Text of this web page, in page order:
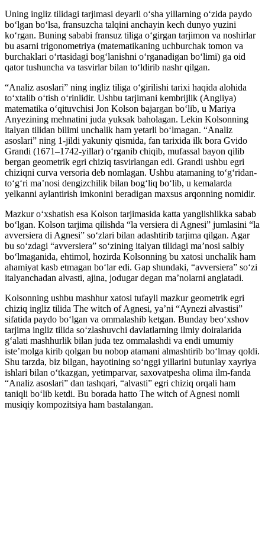
Uning ingliz tilidagi tarjimasi deyarli oʻsha yillarning oʻzida paydo
boʻlgan boʻlsa, fransuzcha talqini anchayin kech dunyo yuzini
koʻrgan. Buning sababi fransuz tiliga oʻgirgan tarjimon va noshirlar
bu asarni trigonometriya (matematikaning uchburchak tomon va
burchaklari oʻrtasidagi bogʻlanishni oʻrganadigan boʻlimi) ga oid
qator tushuncha va tasvirlar bilan toʻldirib nashr qilgan.
“Analiz asoslari” ning ingliz tiliga oʻgirilishi tarixi haqida alohida
toʻxtalib oʻtish oʻrinlidir. Ushbu tarjimani kembrijlik (Angliya)
matematika oʻqituvchisi Jon Kolson bajargan boʻlib, u Mariya
Anyezining mehnatini juda yuksak baholagan. Lekin Kolsonning
italyan tilidan bilimi unchalik ham yetarli boʻlmagan. “Analiz
asoslari” ning 1-jildi yakuniy qismida, fan tarixida ilk bora Gvido
Grandi (1671–1742-yillar) oʻrganib chiqib, mufassal bayon qilib
bergan geometrik egri chiziq tasvirlangan edi. Grandi ushbu egri
chiziqni curva versoria deb nomlagan. Ushbu atamaning toʻgʻridan-
toʻgʻri maʼnosi dengizchilik bilan bogʻliq boʻlib, u kemalarda
yelkanni aylantirish imkonini beradigan maxsus arqonning nomidir.
Mazkur o‘xshatish esa Kolson tarjimasida katta yanglishlikka sabab
bo‘lgan. Kolson tarjima qilishda “la versiera di Agnesi” jumlasini “la
avversiera di Agnesi” soʻzlari bilan adashtirib tarjima qilgan. Agar
bu soʻzdagi “avversiera” soʻzining italyan tilidagi maʼnosi salbiy
boʻlmaganida, ehtimol, hozirda Kolsonning bu xatosi unchalik ham
ahamiyat kasb etmagan boʻlar edi. Gap shundaki, “avversiera” soʻzi
italyanchadan alvasti, ajina, jodugar degan maʼnolarni anglatadi.
Kolsonning ushbu mashhur xatosi tufayli mazkur geometrik egri
chiziq ingliz tilida The witch of Agnesi, yaʼni “Aynezi alvastisi”
sifatida paydo boʻlgan va ommalashib ketgan. Bunday beo‘xshov
tarjima ingliz tilida soʻzlashuvchi davlatlarning ilmiy doiralarida
gʻalati mashhurlik bilan juda tez ommalashdi va endi umumiy
isteʼmolga kirib qolgan bu nobop atamani almashtirib boʻlmay qoldi.
Shu tarzda, biz bilgan, hayotining soʻnggi yillarini butunlay xayriya
ishlari bilan oʻtkazgan, yetimparvar, saxovatpesha olima ilm-fanda
“Analiz asoslari” dan tashqari, “alvasti” egri chiziq orqali ham
taniqli boʻlib ketdi. Bu borada hatto The witch of Agnesi nomli
musiqiy kompozitsiya ham bastalangan.